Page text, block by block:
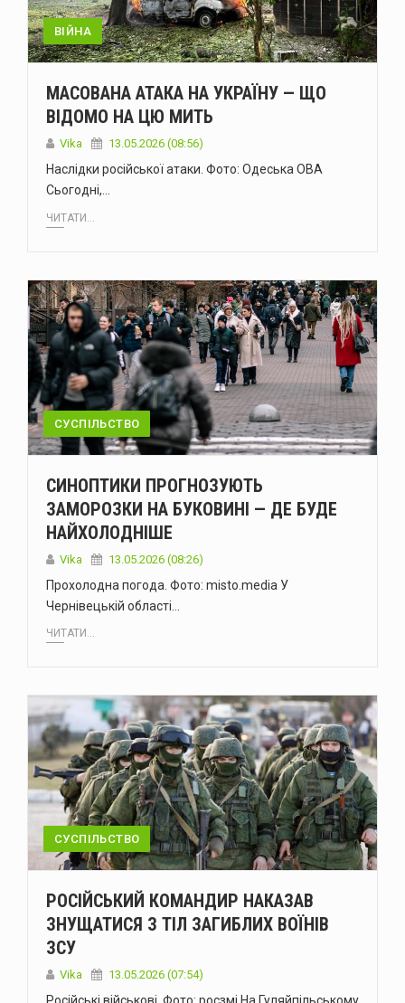
ВІЙНА
МАСОВАНА АТАКА НА УКРАЇНУ — ЩО
ВІДОМО НА ЦЮ МИТЬ
Vika 13.05.2026 (08:56)
Наслідки російської атаки. Фото: Одеська ОВА
Сьогодні,…
ЧИТАТИ...
СУСПІЛЬСТВО
СИНОПТИКИ ПРОГНОЗУЮТЬ
ЗАМОРОЗКИ НА БУКОВИНІ — ДЕ БУДЕ
НАЙХОЛОДНІШЕ
Vika 13.05.2026 (08:26)
Прохолодна погода. Фото: misto.media У
Чернівецькій області…
ЧИТАТИ...
СУСПІЛЬСТВО
РОСІЙСЬКИЙ КОМАНДИР НАКАЗАВ
ЗНУЩАТИСЯ З ТІЛ ЗАГИБЛИХ ВОЇНІВ
ЗСУ
Vika 13.05.2026 (07:54)